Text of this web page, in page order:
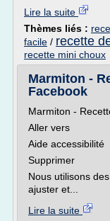
Lire la suite
Thèmes liés :
facile / recette
recette mini choux
Marmiton -
Facebook
Marmiton -
Aller vers
Aide accessibilité
Supprimer
Nous utilisons
ajuster et...
Lire la suite